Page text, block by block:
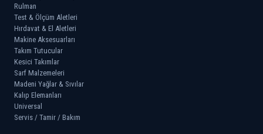
Rulman
Test & Ölçüm Aletleri
Hırdavat & El Aletleri
Makine Aksesuarları
Takım Tutucular
Kesici Takımlar
Sarf Malzemeleri
Madeni Yağlar & Sıvılar
Kalıp Elemanları
Universal
Servis / Tamir / Bakım